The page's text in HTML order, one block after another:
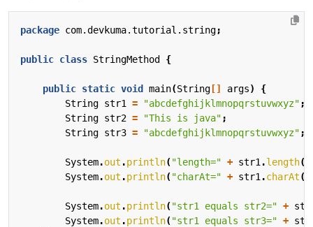
package com.devkuma.tutorial.string;
public class StringMethod {
public static void main(String [] args)
{
String str1 = "abcdefghijklmnopqrstuvwxyz" ;
String str2 = "This is java" ;
String str3 = "abcdefghijklmnopqrstuvwxyz" ;
System.out .println("length=" + str1 .length
System.out .println("charAt=" + str1 .charAt(
System.out .println("str1 equals str2=" +
System.out .println("str1 equals str3=" +